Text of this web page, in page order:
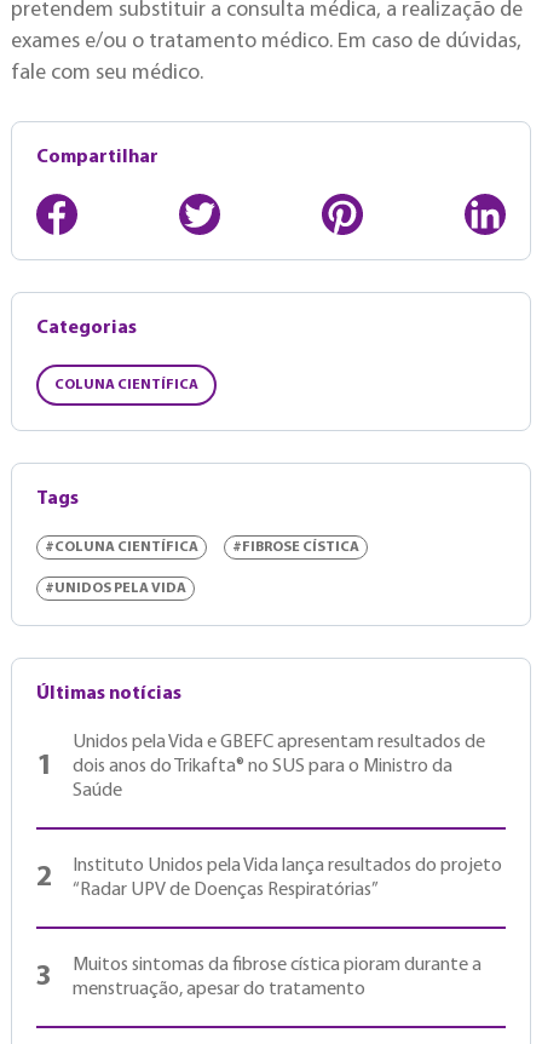
pretendem substituir a consulta médica, a realização de
exames e/ou o tratamento médico. Em caso de dúvidas,
fale com seu médico.
Compartilhar
Categorias
COLUNA CIENTÍFICA
Tags
#COLUNA CIENTÍFICA #FIBROSE CÍSTICA
#UNIDOS PELA VIDA
Últimas notícias
1
Unidos pela Vida e GBEFC apresentam resultados de
dois anos do Trikafta® no SUS para o Ministro da
Saúde
2
Instituto Unidos pela Vida lança resultados do projeto
“Radar UPV de Doenças Respiratórias”
3
Muitos sintomas da fibrose cística pioram durante a
menstruação, apesar do tratamento